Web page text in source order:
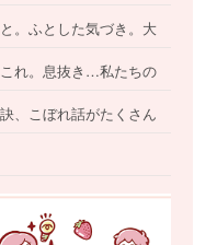
。ふとした気づき。大
れ。息抜き…私たちの
、こぼれ話がたくさん